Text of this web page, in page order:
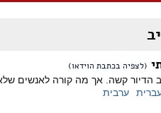
(לצפיה בכתבת הוידאו)
הדיור קשה. אך מה קורה לאנשים
ערבית